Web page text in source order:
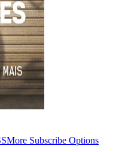
More Subscribe Options